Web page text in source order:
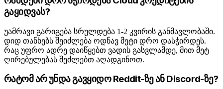
გაყიდვას?
უამრავი გარიგება სრულდება 1-2 კვირის განმავლობაში.
დიდ თანხებს შეიძლება ოდნავ მეტი დრო დასჭირდეს.
რაც უფრო ადრე დაიწყებთ ვადის გასვლამდე, მით მეტ
ღირებულებას შეძლებთ აღადგინოთ.
რატომ არ უნდა გავყიდო Reddit-ზე ან Discord-ზე?